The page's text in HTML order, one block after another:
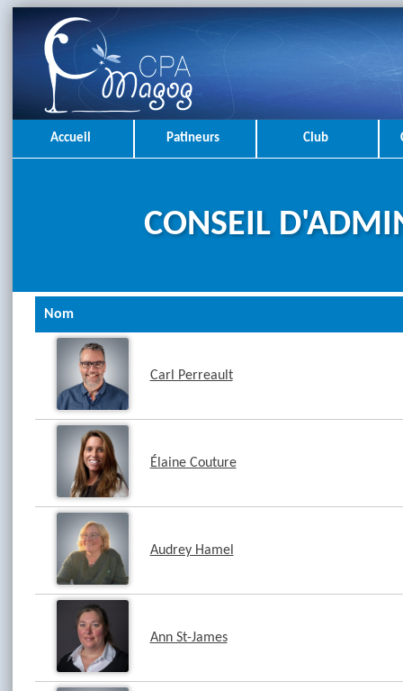
Accueil Patineurs Club
CONSEIL
Nom
Carl Perreault
Élaine Couture
Audrey Hamel
Ann St-James